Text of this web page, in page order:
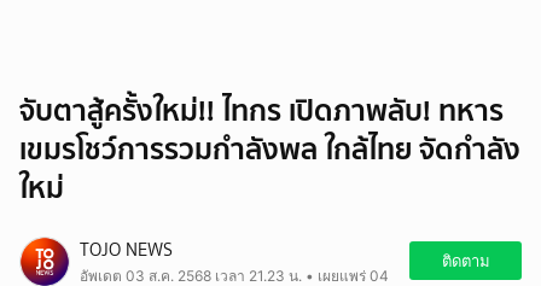
จับตาสู้ครั้งใหม่!! ไทกร เปิดภาพลับ! ทหาร
เขมรโชว์การรวมกำลังพล ใกล้ไทย จัดกำลัง
ใหม่
TOJO NEWS
อัพเดต 03 ส.ค. 2568 เวลา 21.23 น. • เผยแพร่ 04
ติดตาม